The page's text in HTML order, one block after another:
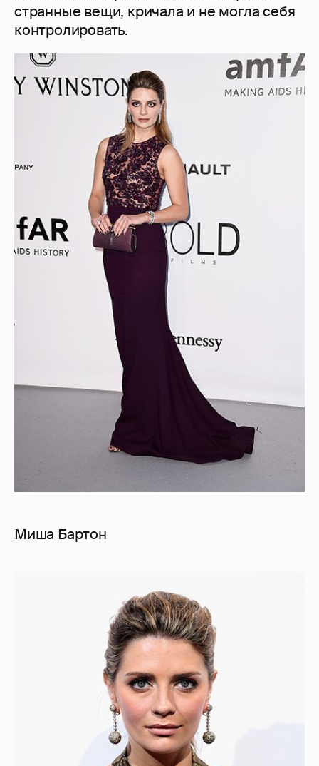
странные вещи, кричала и не могла себя
контролировать.
Миша Бартон